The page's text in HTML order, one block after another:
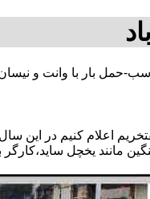
حمل بار با وانت و
اعلام کنیم در این سال
مانند یخچل ساید،کارگر